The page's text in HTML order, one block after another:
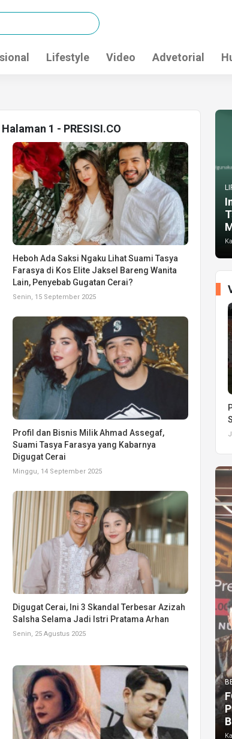
Lifestyle Video Advetorial
1 - PRESISI.CO
Heboh Ada Saksi Ngaku Lihat Suami Tasya
Farasya di Kos Elite Jaksel Bareng Wanita
Lain, Penyebab Gugatan Cerai?
Senin, 15 September 2025
Profil dan Bisnis Milik Ahmad Assegaf,
Suami Tasya Farasya yang Kabarnya
Digugat Cerai
Minggu, 14 September 2025
Digugat Cerai, Ini 3 Skandal Terbesar Azizah
Salsha Selama Jadi Istri Pratama Arhan
Senin, 25 Agustus 2025